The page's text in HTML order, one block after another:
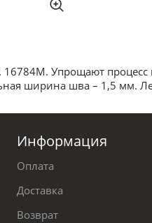
Упрощают процесс
ширина шва – 1,5 мм.
Информация
Оплата
Доставка
Возврат